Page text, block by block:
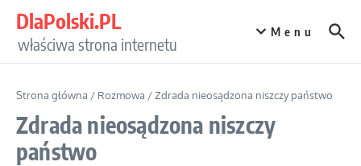
DlaPolski.PL
właściwa strona internetu
Menu
Strona główna / Rozmowa /Zdrada nieosądzona niszczy państwo
Zdrada nieosądzona niszczy
państwo